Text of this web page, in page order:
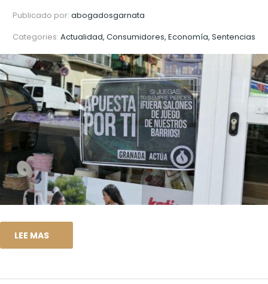
Publicado por: abogadosgarnata
Categories: Actualidad, Consumidores, Economía, Sentencias
LEE MAS